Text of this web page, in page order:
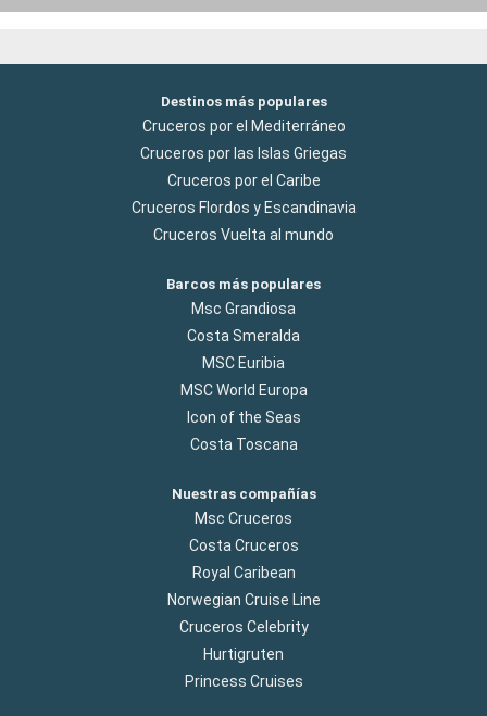
Destinos más populares
Cruceros por el Mediterráneo
Cruceros por las Islas Griegas
Cruceros por el Caribe
Cruceros Flordos y Escandinavia
Cruceros Vuelta al mundo
Barcos más populares
Msc Grandiosa
Costa Smeralda
MSC Euribia
MSC World Europa
Icon of the Seas
Costa Toscana
Nuestras compañías
Msc Cruceros
Costa Cruceros
Royal Caribean
Norwegian Cruise Line
Cruceros Celebrity
Hurtigruten
Princess Cruises